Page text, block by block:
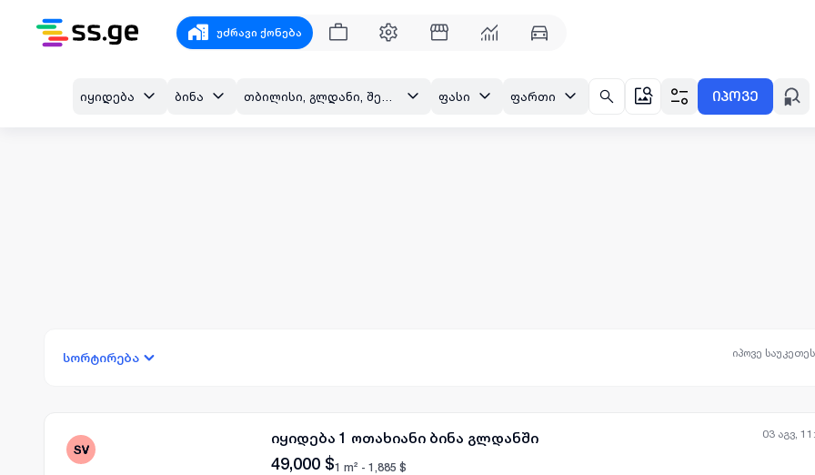
უძრავი ქონება
იყიდება ბინა ფასი ფართი იპოვე
სორტირება იპოვე
03 აგვ,
იყიდება 1 ოთახიანი ბინა გლდანში
49,000 $1 m² - 1,885 $